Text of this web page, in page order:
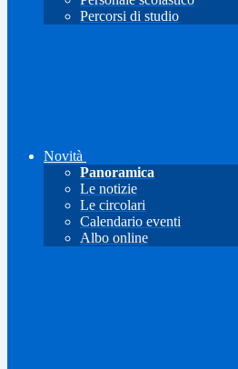
Percorsi di studio
Novità
Panoramica
Le notizie
Le circolari
Calendario eventi
Albo online